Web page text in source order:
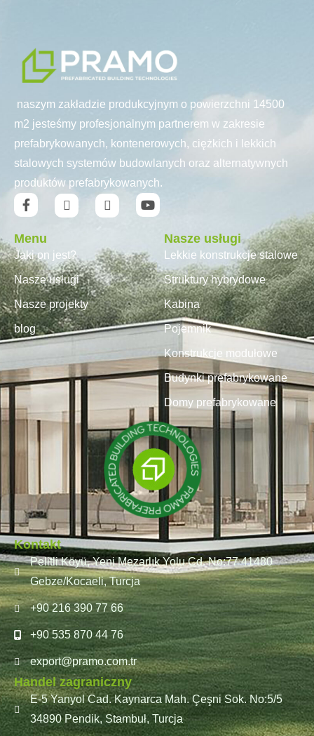
naszym zakładzie produkcyjnym o powierzchni 14500
m2 jesteśmy profesjonalnym partnerem w zakresie
prefabrykowanych, kontenerowych, ciężkich i lekkich
stalowych systemów budowlanych oraz alternatywnych
produktów prefabrykowanych.
Menu
Jaki on jest?
Nasze usługi
Nasze projekty
blog
Nasze usługi
Lekkie konstrukcje stalowe
Struktury hybrydowe
Kabina
Pojemnik
Konstrukcje modułowe
Budynki prefabrykowane
Domy prefabrykowane
Kontakt
Pelitli Köyü, Yeni Mezarlık Yolu Cd. No:77 41480
Gebze/Kocaeli, Turcja
+90 216 390 77 66
+90 535 870 44 76
export@pramo.com.tr
Handel zagraniczny
E-5 Yanyol Cad. Kaynarca Mah. Çeşni Sok. No:5/5
34890 Pendik, Stambuł, Turcja